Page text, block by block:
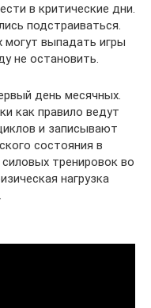
в критические дни.
подстраиваться.
могут выпадать игры
не остановить.
день месячных.
как правило ведут
и записывают
состояния в
тренировок во
нагрузка